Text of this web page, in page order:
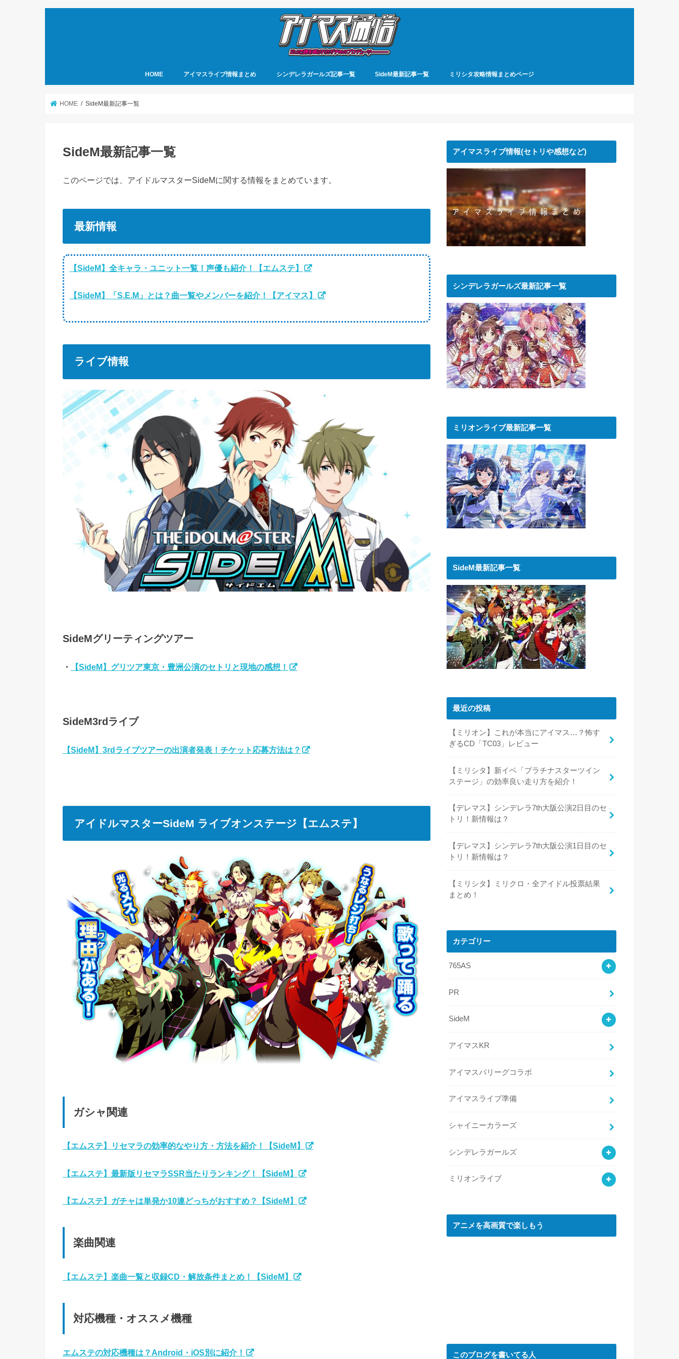
HOME アイマスライブ情報まとめ シンデレラガールズ記事一覧 SideM最新記事一覧 ミリシタ攻略情報まとめページ
HOME SideM最新記事一覧
SideM最新記事一覧
このページでは、アイドルマスターSideMに関する情報をまとめています。
最新情報
【SideM】全キャラ・ユニット一覧！声優も紹介！【エムステ】
【SideM】「S.E.M」とは？曲一覧やメンバーを紹介！【アイマス】
ライブ情報
SideMグリーティングツアー
・ 【SideM】グリツア東京・豊洲公演のセトリと現地の感想！
SideM3rd ライブ
【SideM】3rdライブツアーの出演者発表！チケット応募方法は？
アイドルマスターSideM ライブオンステージ【エムステ】
ガシャ関連
【エムステ】リセマラの効率的なやり方・方法を紹介！【SideM】
【エムステ】最新版リセマラSSR当たりランキング！【SideM】
【エムステ】ガチャは単発か10連どっちがおすすめ？【SideM】
楽曲関連
【エムステ】楽曲一覧と収録CD・解放条件まとめ！【SideM】
対応機種・オススメ機種
エムステの対応機種は？Android・iOS別に紹介！
アイマスライブ情報(セトリや感想など)
シンデレラガールズ最新記事一覧
ミリオンライブ最新記事一覧
SideM最新記事一覧
最近の投稿
【ミリオン】これが本当にアイマス…？怖す
ぎるCD「TC03」レビュー
【ミリシタ】新イベ「プラチナスターツイン
ステージ」の効率良い走り方を紹介！
【デレマス】シンデレラ7th大阪公演2日目のセ
トリ！新情報は？
【デレマス】シンデレラ7th大阪公演1日目のセ
トリ！新情報は？
【ミリシタ】ミリクロ・全アイドル投票結果
まとめ！
カテゴリー
765AS
PR
SideM
アイマスKR
アイマスパリーグコラボ
アイマスライブ準備
シャイニーカラーズ
シンデレラガールズ
ミリオンライブ
アニメを高画質で楽しもう
このブログを書いてる人